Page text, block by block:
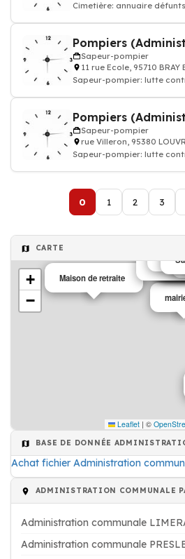
Cimetière: annuaire
Pompiers
Sapeur-pompier
11 rue Ecole, 95710 BRAY
Sapeur-pompier: lutte
Pompiers
Sapeur-pompier
rue Villeron, 95380
Sapeur-pompier: lutte
0 1 2 3
CARTE
Maison de retraite
+
−
Leaflet | ©
BASE DE DONNÉE
Achat fichier Administration
ADMINISTRATION COMMUNALE
Administration communale
Administration communale